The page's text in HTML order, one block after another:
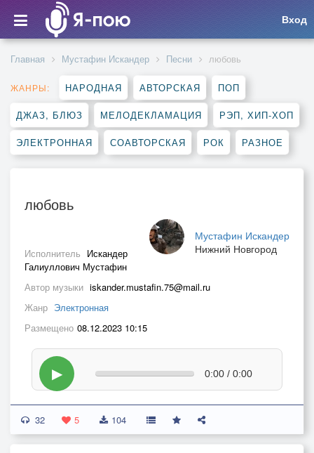
Вход
Главная Мустафин Искандер Песни любовь
ЖАНРЫ: НАРОДНАЯ АВТОРСКАЯ ПОП
ДЖАЗ, БЛЮЗ МЕЛОДЕКЛАМАЦИЯ РЭП, ХИП-ХОП
ЭЛЕКТРОННАЯ СОАВТОРСКАЯ РОК РАЗНОЕ
любовь
Мустафин Искандер
Нижний Новгород
Исполнитель Искандер
Галиуллович Мустафин
Автор музыки iskander.mustafin.75@mail.ru
Жанр Электронная
Размещено 08.12.2023 10:15
▶ 0:00 / 0:00
32 5 104